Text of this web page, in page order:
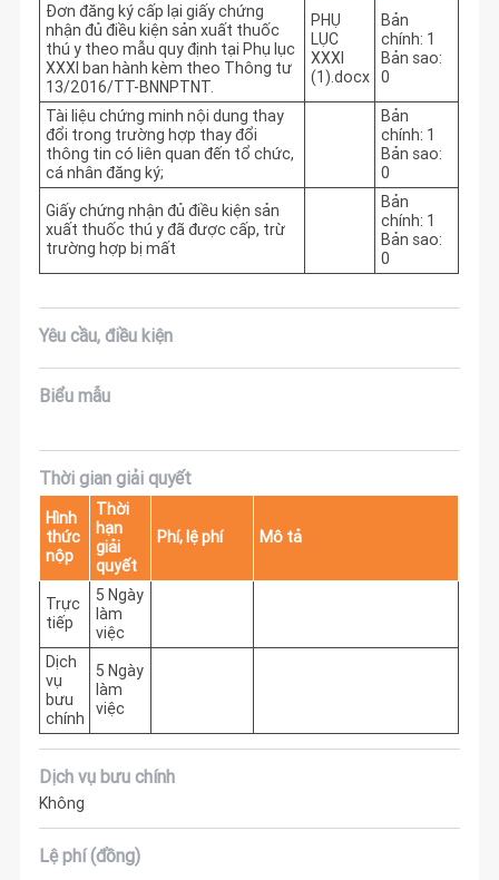
Đơn đăng ký cấp lại giấy chứng
nhận đủ điều kiện sản xuất thuốc
thú y theo mẫu quy định tại Phụ lục
XXXI ban hành kèm theo Thông tư
13/2016/TT-BNNPTNT.
PHỤ
LỤC
XXXI
(1).docx
Bản
chính: 1
Bản sao:
0
Tài liệu chứng minh nội dung thay
đổi trong trường hợp thay đổi
thông tin có liên quan đến tổ chức,
cá nhân đăng ký;
Bản
chính: 1
Bản sao:
0
Giấy chứng nhận đủ điều kiện sản
xuất thuốc thú y đã được cấp, trừ
trường hợp bị mất
Bản
chính: 1
Bản sao:
0
Yêu cầu, điều kiện
Biểu mẫu
Thời gian giải quyết
Hình
thức
nộp
Thời
hạn
giải
quyết
Phí, lệ phí Mô tả
Trực
tiếp
5 Ngày
làm
việc
Dịch
vụ
bưu
chính
5 Ngày
làm
việc
Dịch vụ bưu chính
Không
Lệ phí (đồng)